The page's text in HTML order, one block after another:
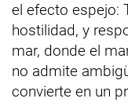
el efecto espejo:
hostilidad, y
mar, donde el
no admite
convierte en un